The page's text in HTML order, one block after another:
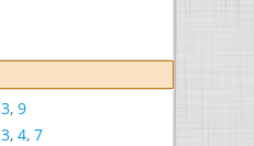
3, 9
3, 4, 7